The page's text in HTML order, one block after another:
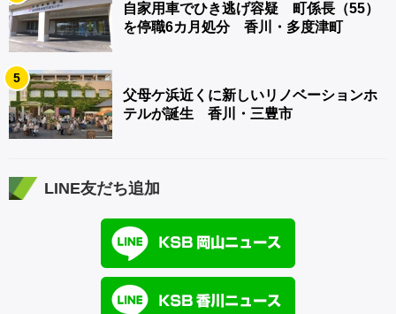
自家用車でひき逃げ容疑 町係長（55）
を停職6カ月処分 香川・多度津町
5
父母ケ浜近くに新しいリノベーションホ
テルが誕生 香川・三豊市
LINE友だち追加